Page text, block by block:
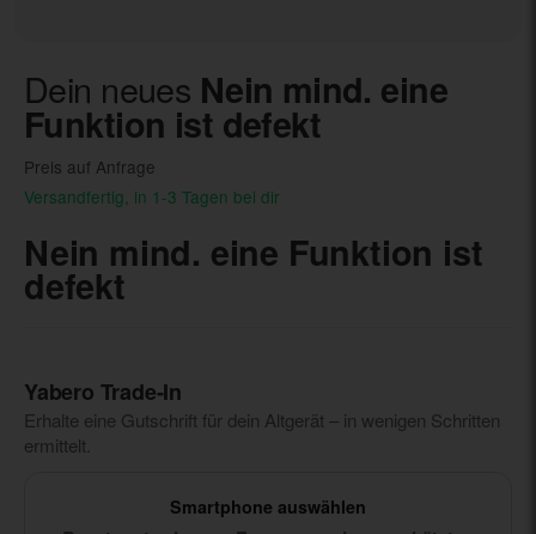
Dein neues Nein mind. eine
Funktion ist defekt
Preis auf Anfrage
Versandfertig, in 1-3 Tagen bei dir
Nein mind. eine Funktion ist
defekt
Yabero Trade‑In
Erhalte eine Gutschrift für dein Altgerät – in wenigen Schritten
ermittelt.
Smartphone auswählen